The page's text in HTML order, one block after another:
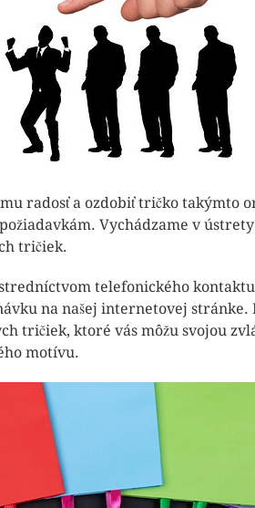
radosť a ozdobiť tričko takýmto
Vychádzame v
tričiek.
telefonického
na našej internetovej stránke.
tričiek, ktoré vás môžu svojou
motívu.